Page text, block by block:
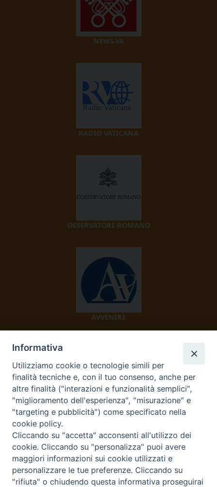
NEWS.VA
RADIO VATICANA
OSSERVATORE ROMANO
AVVENIRE
TV 2000
Diocesi di Ivrea
Curia Vescovile Piazza Castello, 3 10015 Ivrea (To) Tel.
Informativa
Utilizziamo cookie o tecnologie simili per
finalità tecniche e, con il tuo consenso, anche per
altre finalità ("interazioni e funzionalità semplici",
"miglioramento dell'esperienza", "misurazione" e
"targeting e pubblicità") come specificato nella
cookie policy.
Cliccando su "accetta" acconsenti all'utilizzo dei
cookie. Cliccando su "personalizza" puoi avere
maggiori informazioni sui cookie utilizzati e
personalizzare le tue preferenze. Cliccando su
"rifiuta" o chiudendo questa informativa proseguirai